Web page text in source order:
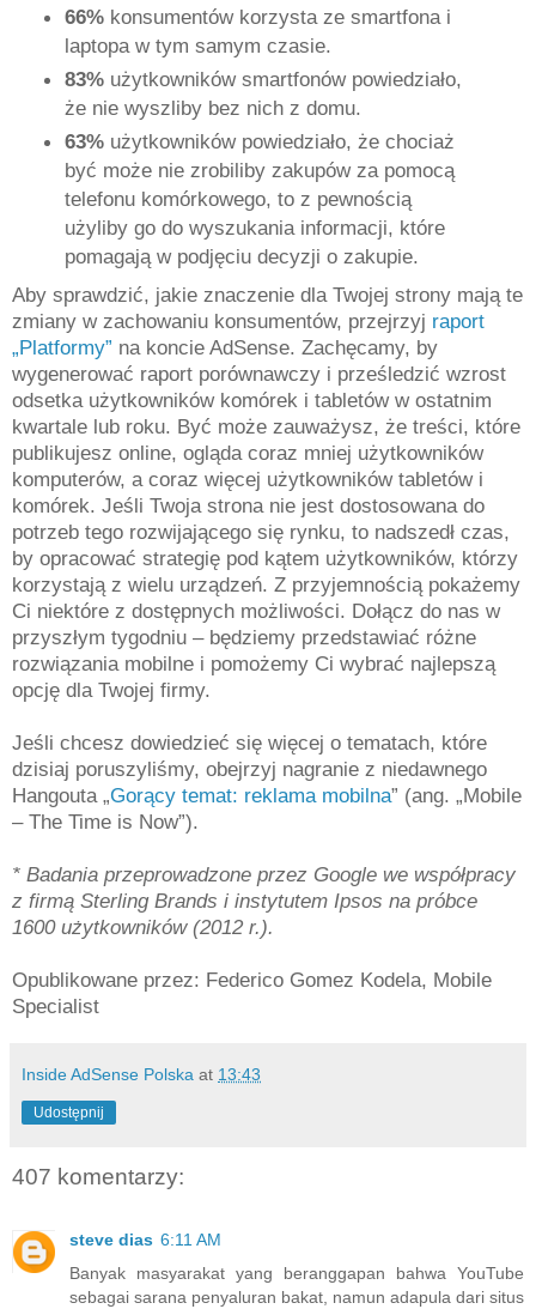
66%konsumentów korzysta ze smartfona i
laptopa w tym samym czasie.
83%użytkowników smartfonów powiedziało,
że nie wyszliby bez nich z domu.
63%użytkowników powiedziało, że chociaż
być może nie zrobiliby zakupów za pomocą
telefonu komórkowego, to z pewnością
użyliby go do wyszukania informacji, które
pomagają w podjęciu decyzji o zakupie.
Aby sprawdzić, jakie znaczenie dla Twojej strony mają te
zmiany w zachowaniu konsumentów, przejrzyj raport
„Platformy” na koncie AdSense. Zachęcamy, by
wygenerować raport porównawczy i prześledzić wzrost
odsetka użytkowników komórek i tabletów w ostatnim
kwartale lub roku. Być może zauważysz, że treści, które
publikujesz online, ogląda coraz mniej użytkowników
komputerów, a coraz więcej użytkowników tabletów i
komórek. Jeśli Twoja strona nie jest dostosowana do
potrzeb tego rozwijającego się rynku, to nadszedł czas,
by opracować strategię pod kątem użytkowników, którzy
korzystają z wielu urządzeń. Z przyjemnością pokażemy
Ci niektóre z dostępnych możliwości. Dołącz do nas w
przyszłym tygodniu – będziemy przedstawiać różne
rozwiązania mobilne i pomożemy Ci wybrać najlepszą
opcję dla Twojej firmy.
Jeśli chcesz dowiedzieć się więcej o tematach, które
dzisiaj poruszyliśmy, obejrzyj nagranie z niedawnego
Hangouta „Gorący temat: reklama mobilna” (ang. „Mobile
– The Time is Now”).
* Badania przeprowadzone przez Google we współpracy
z firmą Sterling Brands i instytutem Ipsos na próbce
1600 użytkowników (2012 r.).
Opublikowane przez: Federico Gomez Kodela, Mobile
Specialist
Inside AdSense Polska at 13:43
Udostępnij
407 komentarzy:
steve dias 6:11 AM
Banyak masyarakat yang beranggapan bahwa YouTube
sebagai sarana penyaluran bakat, namun adapula dari situs